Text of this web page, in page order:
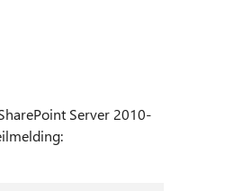
Server 2010-